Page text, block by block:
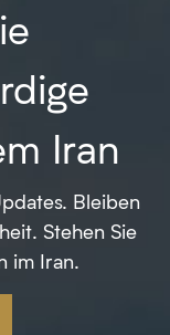
Iran
Bleiben
Stehen Sie
im Iran.